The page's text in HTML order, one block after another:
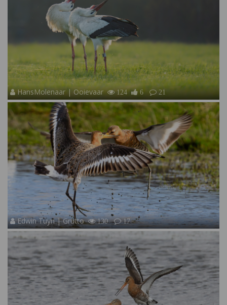
HansMolenaar | Ooievaar 124 6 21
Edwin Tuyn | Grutto 130 17